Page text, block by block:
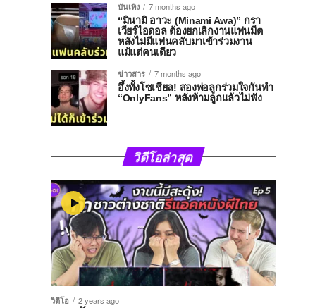
บันเทิง
7 months ago
“มินามิ อาวะ (Minami Awa)” กรา
เวียร์ไอดอล ต้องยกเลิกงานแฟนมีต
หลังไม่มีแฟนคลับมาเข้าร่วมงาน
แม้แต่คนเดียว
ข่าวสาร
7 months ago
อึ้งทั้งโซเชียล! สองพ่อลูกร่วมใจกันทำ
“OnlyFans” หลังห้ามลูกแล้วไม่ฟัง
วิดีโอล่าสุด
วิดีโอ 2 years ago